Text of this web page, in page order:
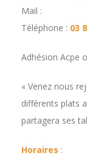
Mail :
Téléphone : 03
Adhésion Acpe
« Venez nous
différents plats
partagera ses
Horaires :